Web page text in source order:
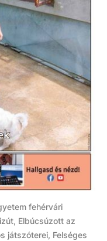
fehérvári
Elbúcsúzott az
játszóterei, Felséges